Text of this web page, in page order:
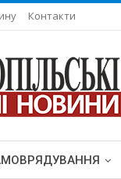
Контакти